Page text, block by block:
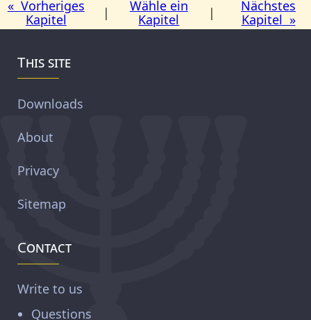
« Vorheriges
Kapitel
|
Wähle ein
Kapitel
|
Nächstes
Kapitel »
This site
Downloads
About
Privacy
Sitemap
Contact
Write to us
Questions